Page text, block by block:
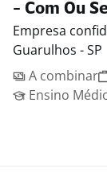
- Com Ou
Empresa
Guarulhos - SP
A combinar
Ensino